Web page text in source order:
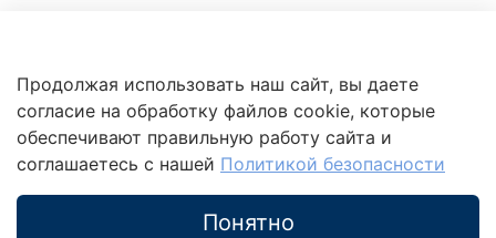
Клиентам
Это интересно
Продолжая использовать наш сайт, вы даете
согласие на обработку файлов cookie, которые
обеспечивают правильную работу сайта и
соглашаетесь с нашей Политикой безопасности
Понятно
обработки